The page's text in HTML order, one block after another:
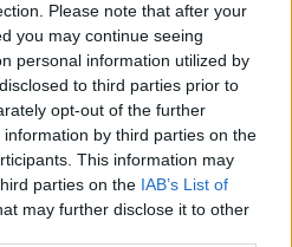
Please note that after your
you may continue seeing
personal information utilized by
to third parties prior to
opt-out of the further
by third parties on the
This information may
parties on the IAB’s List of
may further disclose it to other